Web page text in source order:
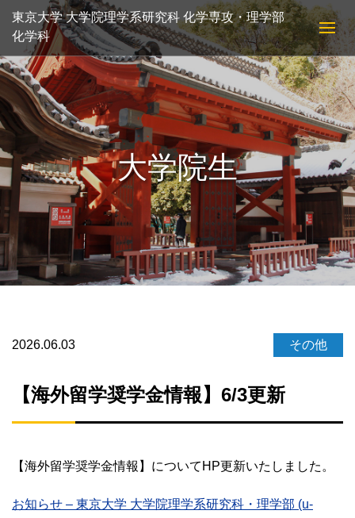
東京大学 大学院理学系研究科 化学専攻・理学部
化学科
大学院生
2026.06.03 その他
【海外留学奨学金情報】6/3更新
【海外留学奨学金情報】についてHP更新いたしました。
お知らせ – 東京大学 大学院理学系研究科・理学部 (u-